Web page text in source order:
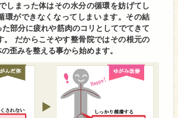
しまった体はその水分の循環を妨げてし
環ができなくなってしまいます。その結
部分に疲れや筋肉のコリとしてでてきて
。 だからこそやす整骨院ではその根元の
歪みを整える事から始めます。